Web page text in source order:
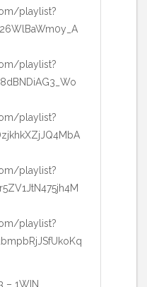
playlist?
playlist?
playlist?
playlist?
playlist?
– 1WIN